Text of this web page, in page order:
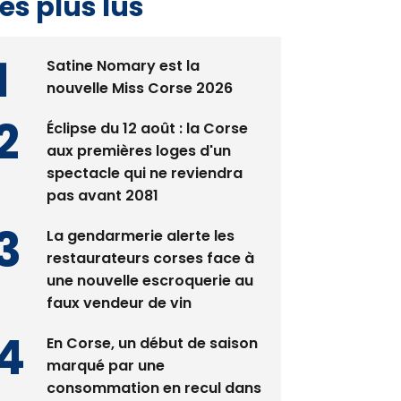
Satine Nomary est la
nouvelle Miss Corse 2026
Éclipse du 12 août : la Corse
aux premières loges d'un
spectacle qui ne reviendra
pas avant 2081
La gendarmerie alerte les
restaurateurs corses face à
une nouvelle escroquerie au
faux vendeur de vin
En Corse, un début de saison
marqué par une
consommation en recul dans